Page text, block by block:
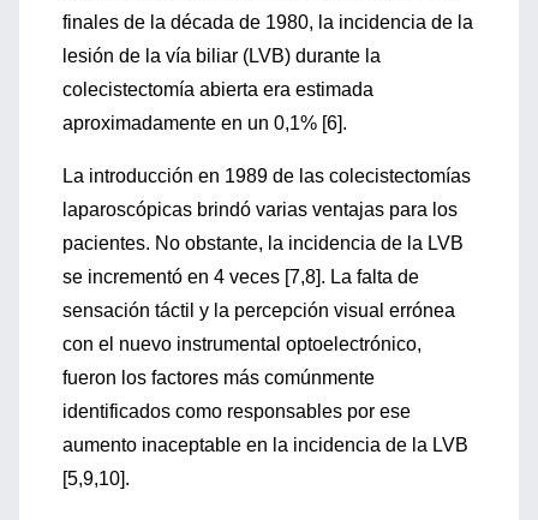
finales de la década de 1980, la incidencia de la
lesión de la vía biliar (LVB) durante la
colecistectomía abierta era estimada
aproximadamente en un 0,1% [6].
La introducción en 1989 de las colecistectomías
laparoscópicas brindó varias ventajas para los
pacientes. No obstante, la incidencia de la LVB
se incrementó en 4 veces [7,8]. La falta de
sensación táctil y la percepción visual errónea
con el nuevo instrumental optoelectrónico,
fueron los factores más comúnmente
identificados como responsables por ese
aumento inaceptable en la incidencia de la LVB
[5,9,10].